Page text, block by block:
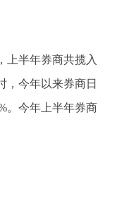
上半年券商共揽入
，今年以来券商日
。今年上半年券商